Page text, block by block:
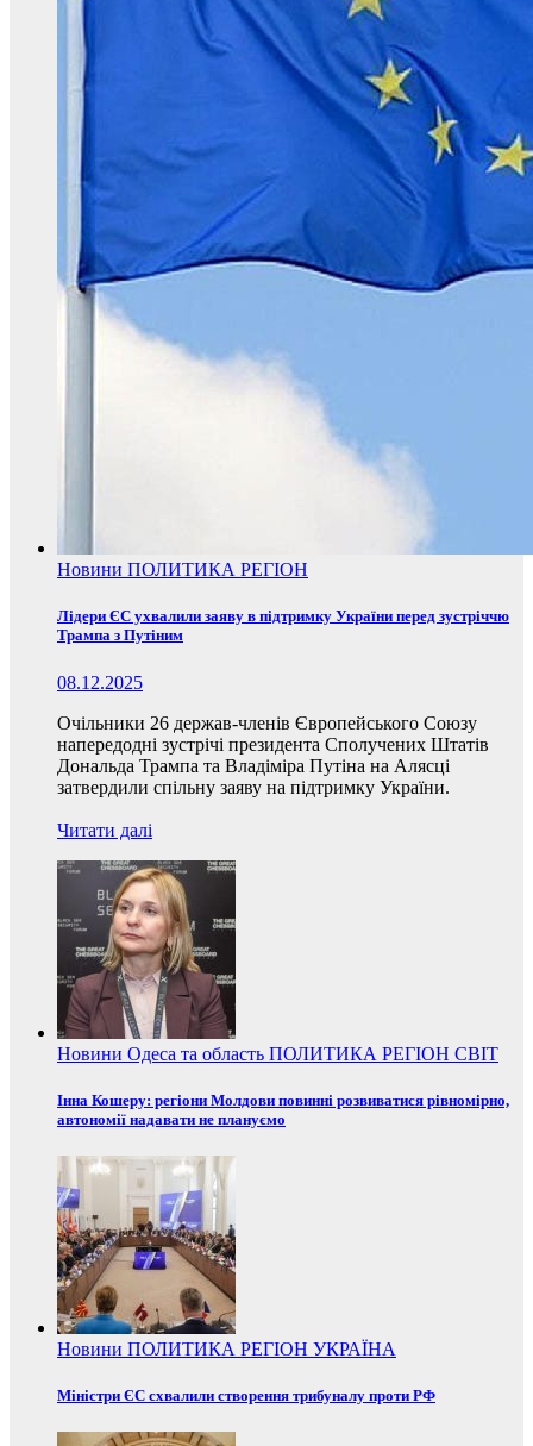
Новини ПОЛИТИКА РЕГІОН
Лідери ЄС ухвалили заяву в підтримку України перед зустріччю
Трампа з Путіним
08.12.2025
Очільники 26 держав-членів Європейського Союзу
напередодні зустрічі президента Сполучених Штатів
Дональда Трампа та Владіміра Путіна на Алясці
затвердили спільну заяву на підтримку України.
Читати далі
Новини Одеса та область ПОЛИТИКА РЕГІОН СВІТ
Інна Кошеру: регіони Молдови повинні розвиватися рівномірно,
автономії надавати не плануємо
Новини ПОЛИТИКА РЕГІОН УКРАЇНА
Міністри ЄС схвалили створення трибуналу проти РФ